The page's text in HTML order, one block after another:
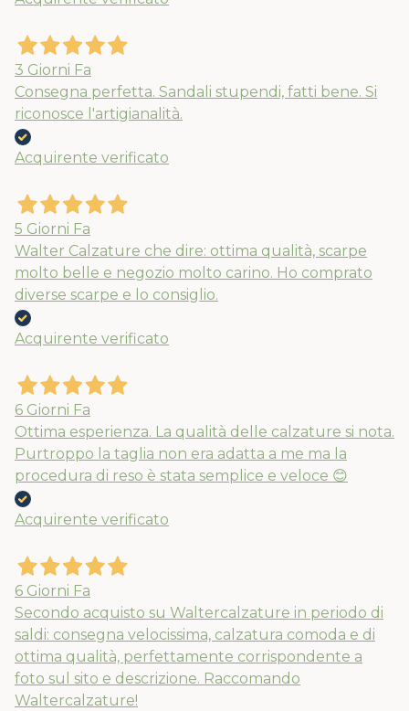
3 Giorni Fa
Consegna perfetta. Sandali stupendi, fatti bene. Si
riconosce l'artigianalità.
Acquirente verificato
5 Giorni Fa
Walter Calzature che dire: ottima qualità, scarpe
molto belle e negozio molto carino. Ho comprato
diverse scarpe e lo consiglio.
Acquirente verificato
6 Giorni Fa
Ottima esperienza. La qualità delle calzature si nota.
Purtroppo la taglia non era adatta a me ma la
procedura di reso è stata semplice e veloce 😊
Acquirente verificato
6 Giorni Fa
Secondo acquisto su Waltercalzature in periodo di
saldi: consegna velocissima, calzatura comoda e di
ottima qualità, perfettamente corrispondente a
foto sul sito e descrizione. Raccomando
Waltercalzature!
Nuovi ribassi fino al 70%
chiusura solo per gli ordini effettuati
APPROFITTANE ORA